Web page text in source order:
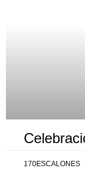
170ESCALONES